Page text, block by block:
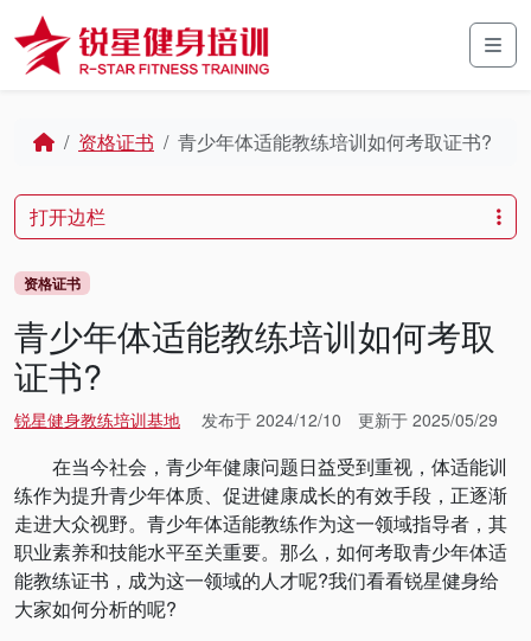
Skip to content
Skip to footer
Home资格证书 青少年体适能教练培训如何考取证书?
资格证书
青少年体适能教练培训如何考取
证书?
锐星健身教练培训基地 发布于 2024/12/10 更新于 2025/05/29
在当今社会，青少年健康问题日益受到重视，体适能训
练作为提升青少年体质、促进健康成长的有效手段，正逐渐
走进大众视野。青少年体适能教练作为这一领域指导者，其
职业素养和技能水平至关重要。那么，如何考取青少年体适
能教练证书，成为这一领域的人才呢?我们看看锐星健身给
大家如何分析的呢?
打开边栏